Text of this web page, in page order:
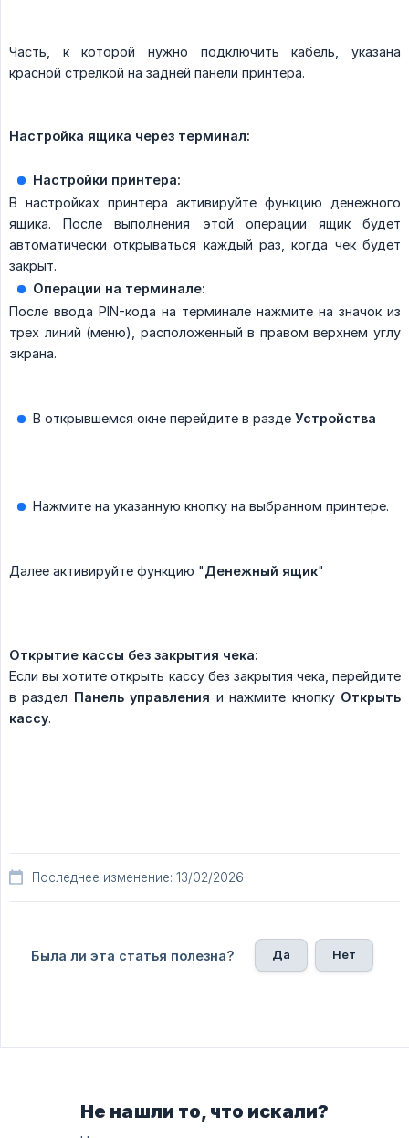
Часть, к которой нужно подключить кабель, указана
красной стрелкой на задней панели принтера.
Настройка ящика через терминал:
Настройки принтера:
В настройках принтера активируйте функцию денежного
ящика. После выполнения этой операции ящик будет
автоматически открываться каждый раз, когда чек будет
закрыт.
Операции на терминале:
После ввода PIN-кода на терминале нажмите на значок из
трех линий (меню), расположенный в правом верхнем углу
экрана.
В открывшемся окне перейдите в разде Устройства
Нажмите на указанную кнопку на выбранном принтере.
Далее активируйте функцию "Денежный ящик"
Открытие кассы без закрытия чека:
Если вы хотите открыть кассу без закрытия чека, перейдите
в раздел Панель управления и нажмите кнопку Открыть
кассу.
Последнее изменение: 13/02/2026
Была ли эта статья полезна? Да Нет
Не нашли то, что искали?